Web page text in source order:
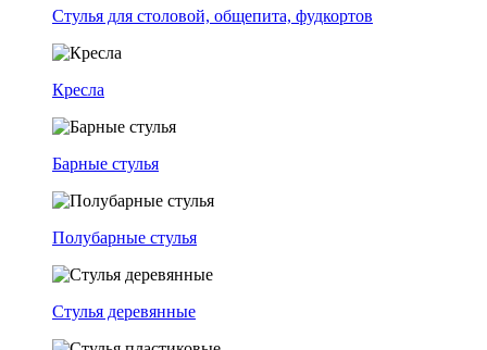
Стулья для столовой, общепита, фудкортов
Кресла
Барные стулья
Полубарные стулья
Стулья деревянные